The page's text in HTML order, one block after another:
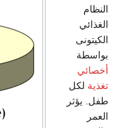
النظام
الغذائي
الكيتونى
بواسطة
أخصائي
تغذية لكل
طفل. يؤثر
العمر